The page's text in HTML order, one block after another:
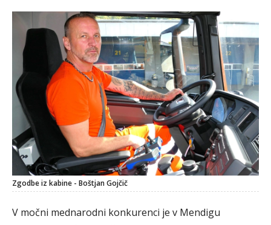
Zgodbe iz kabine - Boštjan Gojčič
V močni mednarodni konkurenci je v Mendigu